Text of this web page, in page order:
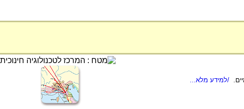
/למידע מלא...